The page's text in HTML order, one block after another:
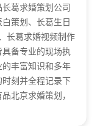
葛求婚策划公司
策划、长葛生日
长葛求婚视频制作
备专业的现场执
丰富知识和多年
刻并全程记录下
北京求婚策划，